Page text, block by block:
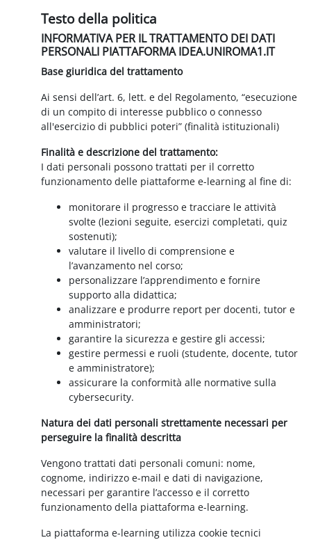
Testo della politica
INFORMATIVA PER IL TRATTAMENTO DEI DATI
PERSONALI PIATTAFORMA IDEA.UNIROMA1.IT
Base giuridica del trattamento
Ai sensi dell’art. 6, lett. e del Regolamento, “esecuzione
di un compito di interesse pubblico o connesso
all'esercizio di pubblici poteri” (finalità istituzionali)
Finalità e descrizione del trattamento:
I dati personali possono trattati per il corretto
funzionamento delle piattaforme e-learning al fine di:
monitorare il progresso e tracciare le attività
svolte (lezioni seguite, esercizi completati, quiz
sostenuti);
valutare il livello di comprensione e
l’avanzamento nel corso;
personalizzare l’apprendimento e fornire
supporto alla didattica;
analizzare e produrre report per docenti, tutor e
amministratori;
garantire la sicurezza e gestire gli accessi;
gestire permessi e ruoli (studente, docente, tutor
e amministratore);
assicurare la conformità alle normative sulla
cybersecurity.
Natura dei dati personali strettamente necessari per
perseguire la finalità descritta
Vengono trattati dati personali comuni: nome,
cognome, indirizzo e-mail e dati di navigazione,
necessari per garantire l’accesso e il corretto
funzionamento della piattaforma e-learning.
La piattaforma e-learning utilizza cookie tecnici